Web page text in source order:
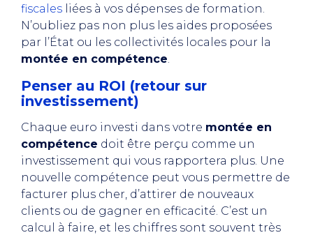
fiscales liées à vos dépenses de formation.
N’oubliez pas non plus les aides proposées
par l’État ou les collectivités locales pour la
montée en compétence.
Penser au ROI (retour sur
investissement)
Chaque euro investi dans votre montée en
compétence doit être perçu comme un
investissement qui vous rapportera plus. Une
nouvelle compétence peut vous permettre de
facturer plus cher, d’attirer de nouveaux
clients ou de gagner en efficacité. C’est un
calcul à faire, et les chiffres sont souvent très